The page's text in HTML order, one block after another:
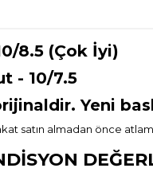
8.5 (Çok İyi)
- 10/7.5
Yeni
satın almadan önce